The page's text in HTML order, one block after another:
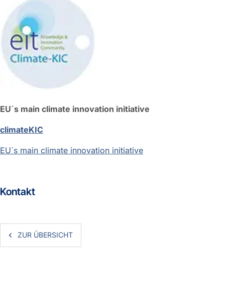
EU´s main climate innovation initiative
climateKIC
EU´s main climate innovation initiative
Kontakt
ZUR ÜBERSICHT